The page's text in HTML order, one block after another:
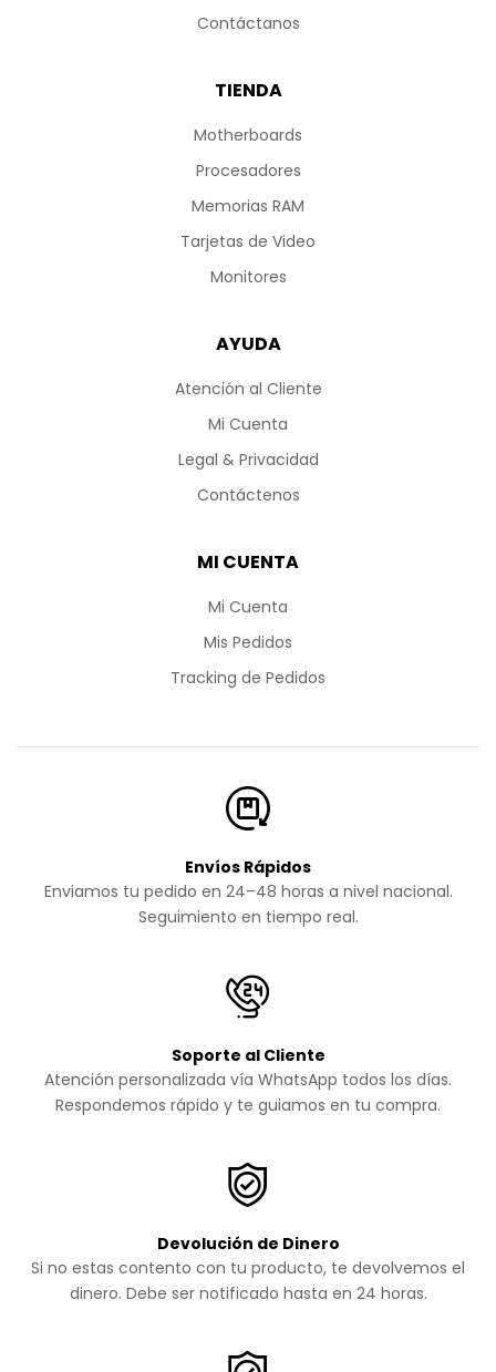
Contáctanos
TIENDA
Motherboards
Procesadores
Memorias RAM
Tarjetas de Video
Monitores
AYUDA
Atención al Cliente
Mi Cuenta
Legal & Privacidad
Contáctenos
MI CUENTA
Mi Cuenta
Mis Pedidos
Tracking de Pedidos
Envíos Rápidos
Enviamos tu pedido en 24–48 horas a nivel nacional.
Seguimiento en tiempo real.
Soporte al Cliente
Atención personalizada vía WhatsApp todos los días.
Respondemos rápido y te guiamos en tu compra.
Devolución de Dinero
Si no estas contento con tu producto, te devolvemos el
dinero. Debe ser notificado hasta en 24 horas.